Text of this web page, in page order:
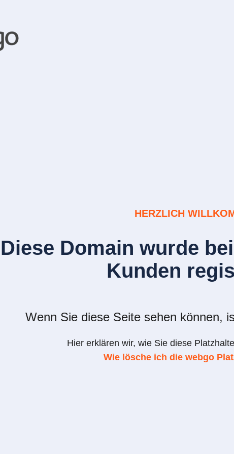
HERZLICH
Diese Domain wurde
Kunden
Wenn Sie diese Seite sehen können,
Hier erklären wir, wie Sie diese
Wie lösche ich die webgo